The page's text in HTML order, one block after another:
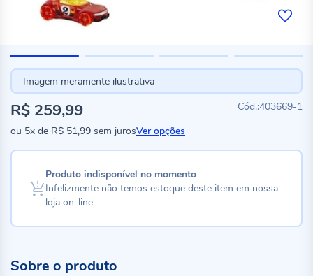
Imagem meramente ilustrativa
403669-1
R$ 259,99
ou 5x de R$ 51,99 sem jurosVer opções
Produto indisponível no momento
Infelizmente não temos estoque deste item em nossa
loja on-line
Sobre o produto